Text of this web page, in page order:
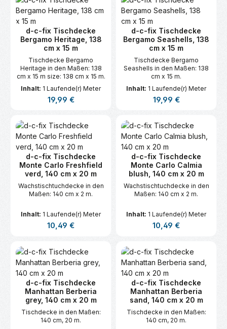
d-c-fix Tischdecke
Bergamo Heritage, 138
cm x 15 m
Tischdecke Bergamo
Heritage in den Maßen: 138
cm x 15 m size: 138 cm x 15 m.
Inhalt: 1 Laufende(r) Meter
Regulärer Preis:
19,99 €
d-c-fix Tischdecke
Bergamo Seashells, 138
cm x 15 m
Tischdecke Bergamo
Seashells in den Maßen: 138
cm x 15 m.
Inhalt: 1 Laufende(r) Meter
Regulärer Preis:
19,99 €
d-c-fix Tischdecke
Monte Carlo Freshfield
verd, 140 cm x 20 m
Wachstischtuchdecke in den
Maßen: 140 cm x 2 m.
Inhalt: 1 Laufende(r) Meter
Regulärer Preis:
10,49 €
d-c-fix Tischdecke
Monte Carlo Calmia
blush, 140 cm x 20 m
Wachstischtuchdecke in den
Maßen: 140 cm x 2 m.
Inhalt: 1 Laufende(r) Meter
Regulärer Preis:
10,49 €
d-c-fix Tischdecke
Manhattan Berberia
grey, 140 cm x 20 m
Tischdecke in den Maßen:
140 cm, 20 m.
d-c-fix Tischdecke
Manhattan Berberia
sand, 140 cm x 20 m
Tischdecke in den Maßen:
140 cm, 20 m.